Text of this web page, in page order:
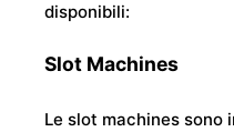
disponibili:
Slot Machines
Le slot machines sono